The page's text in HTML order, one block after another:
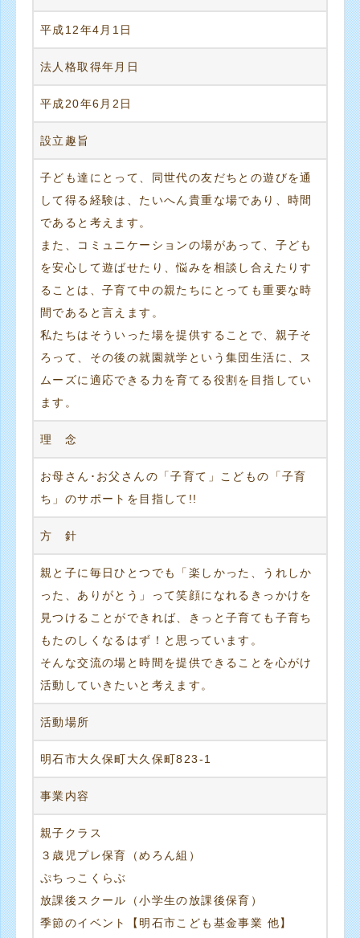
平成12年4月1日
法人格取得年月日
平成20年6月2日
設立趣旨
子ども達にとって、同世代の友だちとの遊びを通
して得る経験は、たいへん貴重な場であり、時間
であると考えます。
また、コミュニケーションの場があって、子ども
を安心して遊ばせたり、悩みを相談し合えたりす
ることは、子育て中の親たちにとっても重要な時
間であると言えます。
私たちはそういった場を提供することで、親子そ
ろって、その後の就園就学という集団生活に、ス
ムーズに適応できる力を育てる役割を目指してい
ます。
理 念
お母さん･お父さんの「子育て」こどもの「子育
ち」のサポートを目指して!!
方 針
親と子に毎日ひとつでも「楽しかった、うれしか
った、ありがとう」って笑顔になれるきっかけを
見つけることができれば、きっと子育ても子育ち
もたのしくなるはず！と思っています。
そんな交流の場と時間を提供できることを心がけ
活動していきたいと考えます。
活動場所
明石市大久保町大久保町823-1
事業内容
親子クラス
３歳児プレ保育（めろん組）
ぷちっこくらぶ
放課後スクール（小学生の放課後保育）
季節のイベント【明石市こども基金事業 他】